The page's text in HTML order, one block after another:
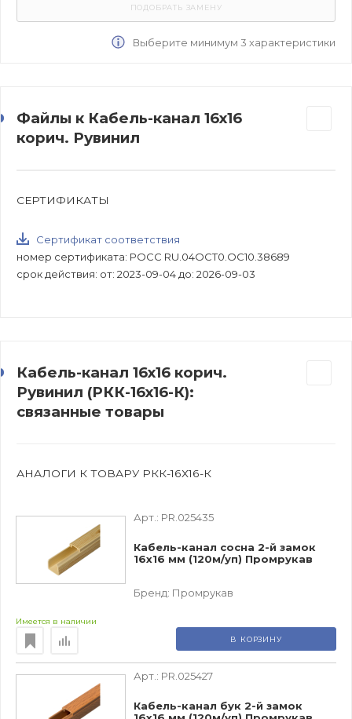
Выберите минимум 3 характеристики
Файлы к Кабель-канал 16х16
корич. Рувинил
СЕРТИФИКАТЫ
Сертификат соответствия
номер сертификата: РОСС RU.04ОСТ0.ОС10.38689
срок действия: от: 2023-09-04 до: 2026-09-03
Кабель-канал 16х16 корич.
Рувинил (РКК-16х16-К):
связанные товары
АНАЛОГИ К ТОВАРУ РКК-16Х16-К
Арт.: PR.025435
Кабель-канал сосна 2-й замок
16х16 мм (120м/уп) Промрукав
Бренд: Промрукав
Имеется в наличии
В КОРЗИНУ
Арт.: PR.025427
Кабель-канал бук 2-й замок